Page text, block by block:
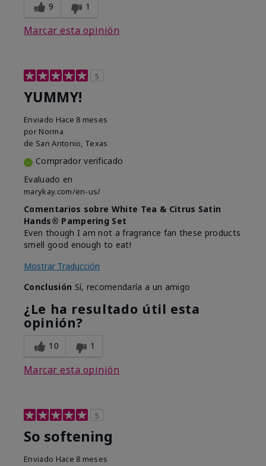
9 1
Marcar esta opinión
5
YUMMY!
Enviado Hace 8 meses
por Norma
de San Antonio, Texas
Comprador verificado
Evaluado en
marykay.com/en-us/
Comentarios sobre White Tea & Citrus Satin
Hands® Pampering Set
Even though I am not a fragrance fan these products
smell good enough to eat!
Mostrar Traducción
Conclusión Sí, recomendaría a un amigo
¿Le ha resultado útil esta
opinión?
10 1
Marcar esta opinión
5
So softening
Enviado Hace 8 meses